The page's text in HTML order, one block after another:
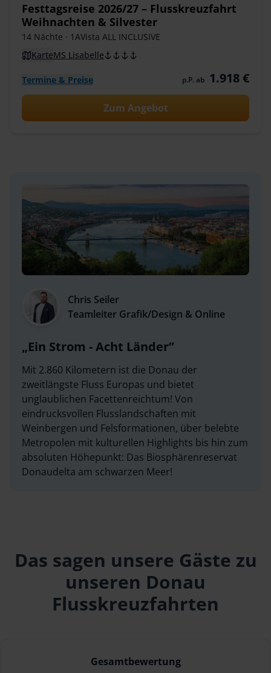
Festtagsreise 2026/27 – Flusskreuzfahrt
Weihnachten & Silvester
14 Nächte · 1AVista ALL INCLUSIVE
KarteMS Lisabelle
Termine & Preise p.P. ab 1.918 €
Zum Angebot
Chris Seiler
Teamleiter Grafik/Design & Online
Ein Strom - Acht Länder
Mit 2.860 Kilometern ist die Donau der
zweitlängste Fluss Europas und bietet
unglaublichen Facettenreichtum! Von
eindrucksvollen Flusslandschaften mit
Weinbergen und Felsformationen, über belebte
Metropolen mit kulturellen Highlights bis hin zum
absoluten Höhepunkt: Das Biosphärenreservat
Donaudelta am schwarzen Meer!
Das sagen unsere Gäste zu
unseren Donau
Flusskreuzfahrten
Gesamtbewertung